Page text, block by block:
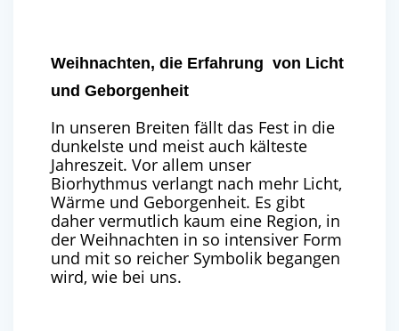
Weihnachten, die Erfahrung von Licht
und Geborgenheit
In unseren Breiten fällt das Fest in die
dunkelste und meist auch kälteste
Jahreszeit. Vor allem unser
Biorhythmus verlangt nach mehr Licht,
Wärme und Geborgenheit. Es gibt
daher vermutlich kaum eine Region, in
der Weihnachten in so intensiver Form
und mit so reicher Symbolik begangen
wird, wie bei uns.